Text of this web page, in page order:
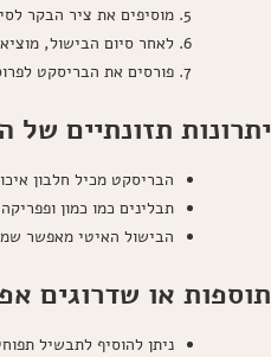
מוסיפים את ציר הבקר לסיר,
לאחר סיום הבישול, מוציאים את
פורסים את הבריסקט
יתרונות תזונתיים של
הבריסקט מכיל חלבון
תבלינים כמו כמון
הבישול האיטי מאפשר
תוספות או שדרוגים
ניתן להוסיף לתבשיל